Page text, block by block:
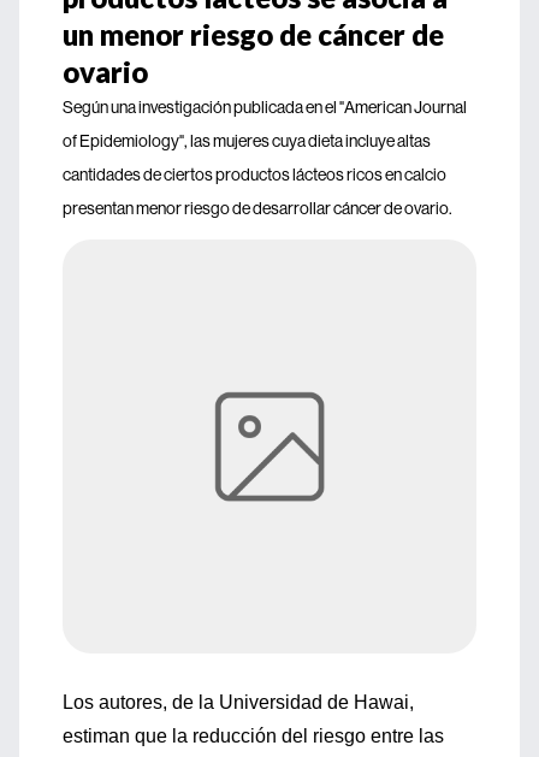
un menor riesgo de cáncer de
ovario
Según una investigación publicada en el "American Journal
of Epidemiology", las mujeres cuya dieta incluye altas
cantidades de ciertos productos lácteos ricos en calcio
presentan menor riesgo de desarrollar cáncer de ovario.
Los autores, de la Universidad de Hawai,
estiman que la reducción del riesgo entre las